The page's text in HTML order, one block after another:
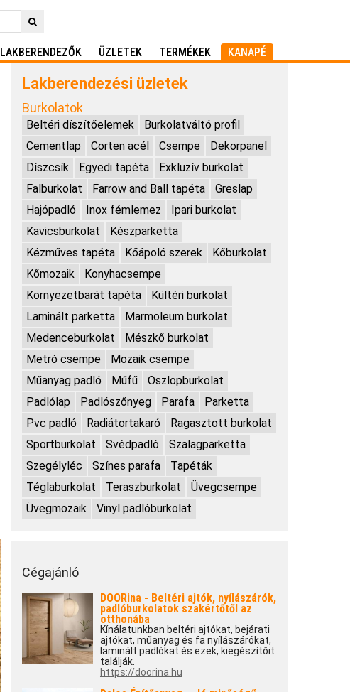
LAKBERENDEZŐK ÜZLETEK TERMÉKEK KANAPÉ
Lakberendezési üzletek
Burkolatok
Beltéri díszítőelemek
Burkolatváltó profil
Cementlap
Corten acél Csempe
Dekorpanel
Díszcsík
Egyedi tapéta
Exkluzív burkolat
Falburkolat
Farrow and Ball tapéta
Greslap
Hajópadló
Inox fémlemez
Ipari burkolat
Kavicsburkolat
Készparketta
Kézműves tapéta
Kőápoló szerek
Kőburkolat
Kőmozaik
Konyhacsempe
Környezetbarát tapéta
Kültéri burkolat
Laminált parketta
Marmoleum burkolat
Medenceburkolat
Mészkő burkolat
Metró csempe
Mozaik csempe
Műanyag padló
Műfű
Oszlopburkolat
Padlólap
Padlószőnyeg Parafa
Parketta
Pvc padló
Radiátortakaró
Ragasztott burkolat
Sportburkolat
Svédpadló
Szalagparketta
Szegélyléc
Színes parafa
Tapéták
Téglaburkolat
Teraszburkolat
Üvegcsempe
Üvegmozaik
Vinyl padlóburkolat
Cégajánló
DOORina - Beltéri ajtók, nyílászárók,
padlóburkolatok szakértőtől az
otthonába
Kínálatunkban beltéri ajtókat, bejárati
ajtókat, műanyag és fa nyílászárókat,
laminált padlókat és ezek, kiegészítőit
találják.
https://doorina.hu